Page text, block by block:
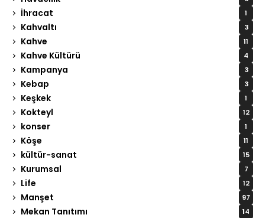
İhracat 1
Kahvaltı 3
Kahve 11
Kahve Kültürü 4
Kampanya 3
Kebap 3
Keşkek 1
Kokteyl 12
konser 1
Köşe 11
kültür-sanat 15
Kurumsal 7
Life 12
Manşet 97
Mekan Tanıtımı 14